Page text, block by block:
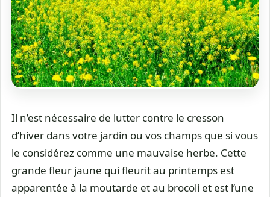
Il n’est nécessaire de lutter contre le cresson
d’hiver dans votre jardin ou vos champs que si vous
le considérez comme une mauvaise herbe. Cette
grande fleur jaune qui fleurit au printemps est
apparentée à la moutarde et au brocoli et est l’une